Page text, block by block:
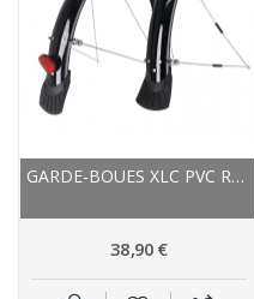
GARDE-BOUES XLC PVC ROUTE RÉFLEX 700/35 NOIR
38,90 €